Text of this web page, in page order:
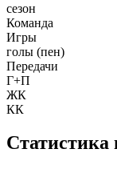
сезон
Команда
Игры
голы (пен)
Передачи
Г+П
ЖК
КК
Статистика